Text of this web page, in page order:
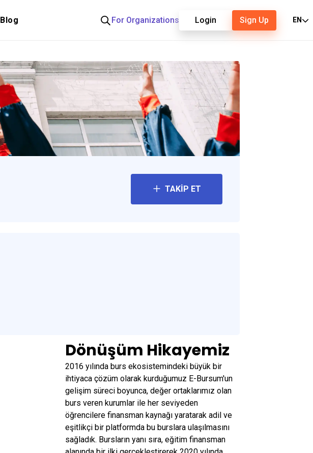
Blog For Organizations Login Sign Up EN
TAKİP ET
Dönüşüm Hikayemiz
2016 yılında burs ekosistemindeki büyük bir
ihtiyaca çözüm olarak kurduğumuz E-Bursum'un
gelişim süreci boyunca, değer ortaklarımız olan
burs veren kurumlar ile her seviyeden
öğrencilere finansman kaynağı yaratarak adil ve
eşitlikçi bir platformda bu burslara ulaşılmasını
sağladık. Bursların yanı sıra, eğitim finansman